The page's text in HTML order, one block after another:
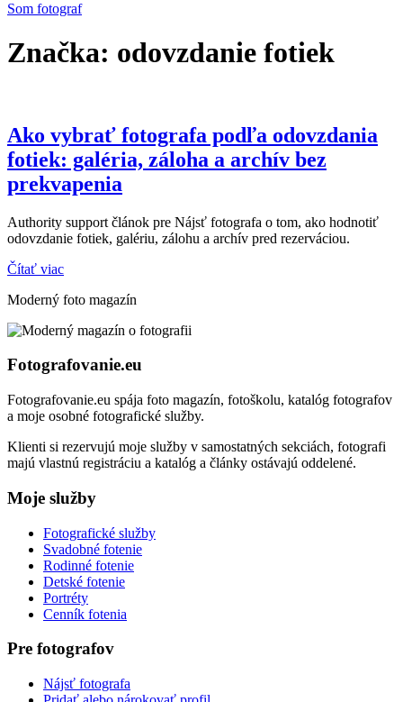
Som fotograf
Značka: odovzdanie fotiek
Ako vybrať fotografa podľa odovzdania
fotiek: galéria, záloha a archív bez
prekvapenia
Authority support článok pre Nájsť fotografa o tom, ako hodnotiť
odovzdanie fotiek, galériu, zálohu a archív pred rezerváciou.
Čítať viac
Moderný foto magazín
Fotografovanie.eu
Fotografovanie.eu spája foto magazín, fotoškolu, katalóg fotografov
a moje osobné fotografické služby.
Klienti si rezervujú moje služby v samostatných sekciách, fotografi
majú vlastnú registráciu a katalóg a články ostávajú oddelené.
Moje služby
Fotografické služby
Svadobné fotenie
Rodinné fotenie
Detské fotenie
Portréty
Cenník fotenia
Pre fotografov
Nájsť fotografa